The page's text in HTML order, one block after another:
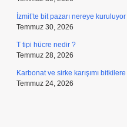
İzmit’te bit pazarı nereye
Temmuz 30, 2026
T tipi hücre nedir ?
Temmuz 28, 2026
Karbonat ve sirke karışımı
Temmuz 24, 2026